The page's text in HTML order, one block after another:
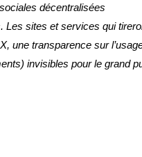
décentralisées
Les sites et services qui
une transparence sur
invisibles pour le grand